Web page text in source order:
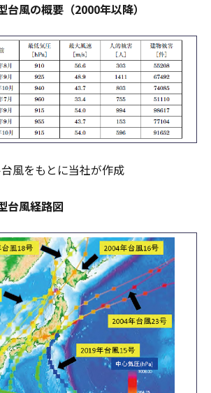
風の概要（2000年以降）
台風をもとに当社が作成
台風経路図